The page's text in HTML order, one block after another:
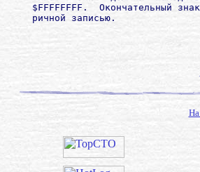
$FFFFFFFF.  Окончательный
ричной записью.